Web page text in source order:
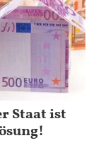
Staat ist